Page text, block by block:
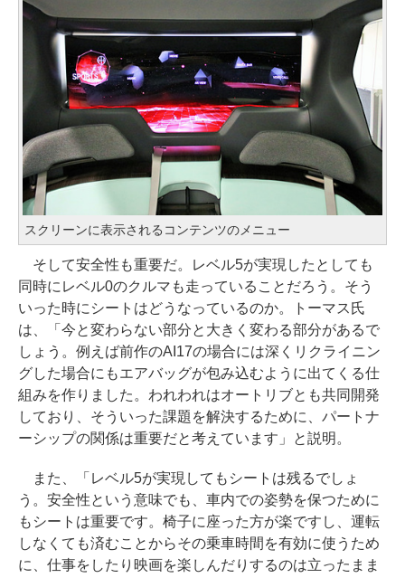
スクリーンに表示されるコンテンツのメニュー
そして安全性も重要だ。レベル5が実現したとしても
同時にレベル0のクルマも走っていることだろう。そう
いった時にシートはどうなっているのか。トーマス氏
は、「今と変わらない部分と大きく変わる部分があるで
しょう。例えば前作のAI17の場合には深くリクライニン
グした場合にもエアバッグが包み込むように出てくる仕
組みを作りました。われわれはオートリブとも共同開発
しており、そういった課題を解決するために、パートナ
ーシップの関係は重要だと考えています」と説明。
また、「レベル5が実現してもシートは残るでしょ
う。安全性という意味でも、車内での姿勢を保つために
もシートは重要です。椅子に座った方が楽ですし、運転
しなくても済むことからその乗車時間を有効に使うため
に、仕事をしたり映画を楽しんだりするのは立ったまま